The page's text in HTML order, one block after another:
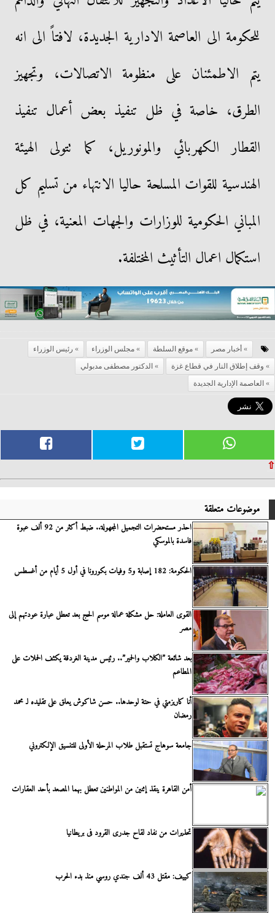
للحكومة الى العاصمة الادارية الجديدة، لافتاً الى انه
يتم الاطمئنان على منظومة الاتصالات، وتجهيز
الطرق، خاصة في ظل تنفيذ بعض أعمال تنفيذ
القطار الكهربائي والمونوريل، كما تتولى الهيئة
الهندسية للقوات المسلحة حاليا الانتهاء من تسليم كل
المباني الحكومية للوزارات والجهات المعنية، في ظل
استكمال اعمال التأثيث المختلفة.
أخبار مصر موقع السلطة مجلس الوزراء
رئيس الوزراء
وقف إطلاق النار في قطاع غزة
الدكتور مصطفى مدبولي
العاصمة الإدارية الجديدة
⇧
موضوعات متعلقة
احذر مستحضرات التجميل المجهولة.. ضبط أكثر من 92 ألف عبوة
فاسدة بالموسكي
الحكومة: 182 إصابة و5 وفيات بكورونا في أول 5 أيام من أغسطس
القوى العاملة: حل مشكلة عمالة موسم الحج بعد تعطل عبارة عودتهم إلى
مصر
بعد شائعة ”الكلاب والحمير”.. رئيس مدينة الغردقة يكثف الحملات على
المطاعم
أنا كاريزمتي في حتة لوحدها.. حسن شاكوش يعلق على تقليده لـ محمد
رمضان
جامعة سوهاج تستقبل طلاب المرحلة الأولى للتنسيق الإلكتروني
أمن القاهرة ينقذ إثنين من المواطنين تعطل بهما المصعد بأحد العقارات
تحذيرات من نفاد لقاح جدرى القرود فى بريطانيا
كييف: مقتل 43 ألف جندي روسي منذ بدء الحرب